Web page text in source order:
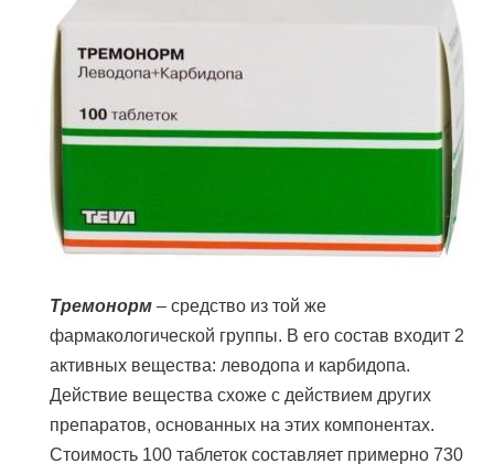
Тремонорм – средство из той же
фармакологической группы. В его состав входит 2
активных вещества: леводопа и карбидопа.
Действие вещества схоже с действием других
препаратов, основанных на этих компонентах.
Стоимость 100 таблеток составляет примерно 730